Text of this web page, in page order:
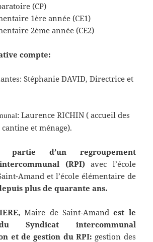
(CP)
1ère année (CE1)
2ème année (CE2)
compte:
Stéphanie DAVID, Directrice et
: Laurence RICHIN ( accueil des
et ménage).
partie d’un regroupement
(RPI)avec l’école
Amand et l’école élémentaire de
plus de quarante ans.
Maire de Saint-Amand est le
Syndicat intercommunal
et de gestion du RPI: gestion des